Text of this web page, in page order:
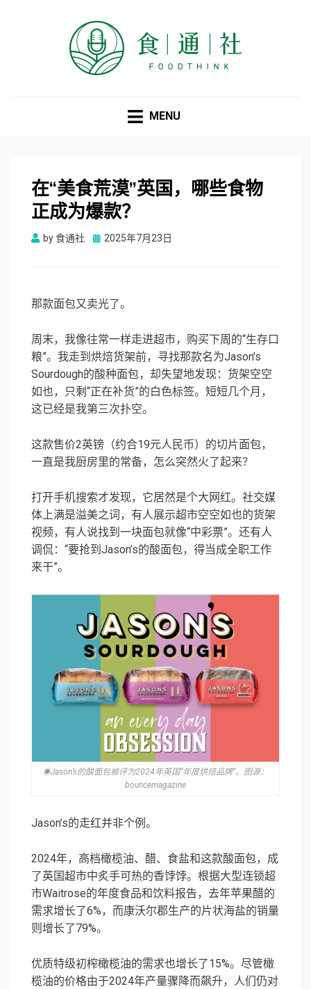
MENU
在“美食荒漠”英国，哪些食物
正成为爆款？
by食通社
Posted
2025年7月23日
那款面包又卖光了。
周末，我像往常一样走进超市，购买下周的“生存口
粮”。我走到烘焙货架前，寻找那款名为Jason’s
Sourdough的酸种面包，却失望地发现：货架空空
如也，只剩“正在补货”的白色标签。短短几个月，
这已经是我第三次扑空。
这款售价2英镑（约合19元人民币）的切片面包，
一直是我厨房里的常备，怎么突然火了起来？
打开手机搜索才发现，它居然是个大网红。社交媒
体上满是溢美之词，有人展示超市空空如也的货架
视频，有人说找到一块面包就像“中彩票”。还有人
调侃：“要抢到Jason’s的酸面包，得当成全职工作
来干”。
◉Jason’s的酸面包被评为2024年英国“年度烘焙品牌”。图源：
bouncemagazine
Jason’s的走红并非个例。
2024年，高档橄榄油、醋、食盐和这款酸面包，成
了英国超市中炙手可热的香饽饽。根据大型连锁超
市Waitrose的年度食品和饮料报告，去年苹果醋的
需求增长了6%，而康沃尔郡生产的片状海盐的销量
则增长了79%。
优质特级初榨橄榄油的需求也增长了15%。尽管橄
榄油的价格由于2024年产量骤降而飙升，人们仍对